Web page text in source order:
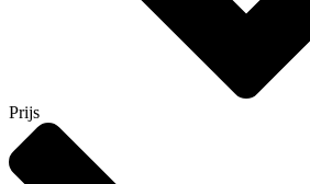
Prijs